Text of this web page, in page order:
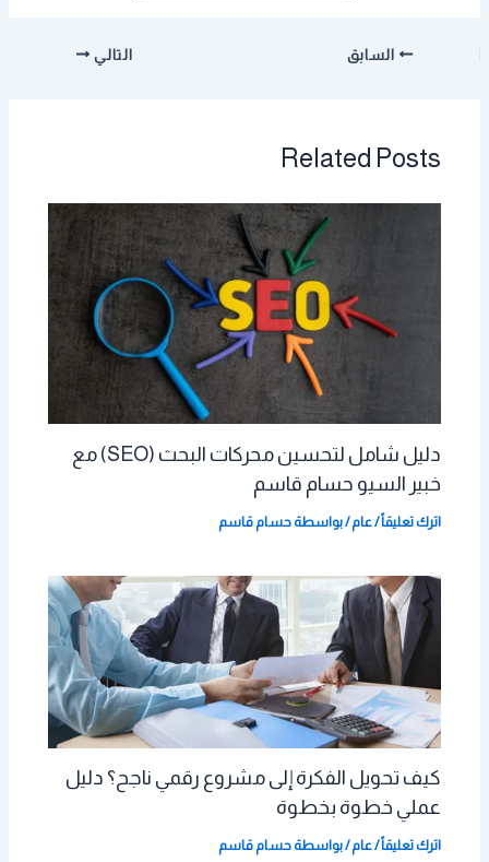
السابق التالي
Related Posts
دليل شامل لتحسين محركات البحث (SEO) مع
خبير السيو حسام قاسم
اترك تعليقاً /عام/ بواسطة حسام قاسم
كيف تحويل الفكرة إلى مشروع رقمي ناجح؟ دليل
عملي خطوة بخطوة
اترك تعليقاً/عام/ بواسطة حسام قاسم